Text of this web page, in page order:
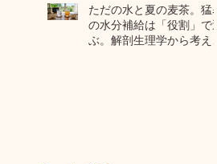
ただの水と夏の麦茶。猛暑
の水分補給は「役割」で選
ぶ。解剖生理学から考える